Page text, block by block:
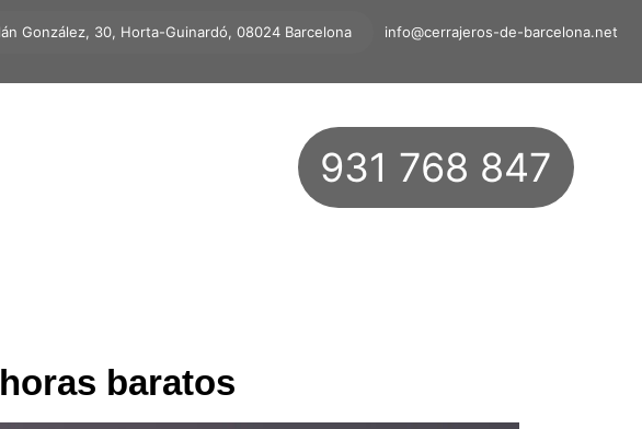
González, 30, Horta-Guinardó, 08024 Barcelona info@cerrajeros-de-barcelona.net
931 768 847
baratos